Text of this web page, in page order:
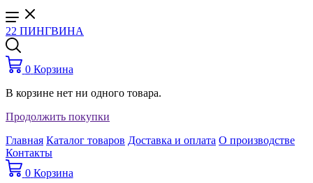
22 ПИНГВИНА
0 Корзина
В корзине нет ни одного товара.
Продолжить покупки
Главная Каталог товаров Доставка и оплата О производстве
Контакты
0 Корзина